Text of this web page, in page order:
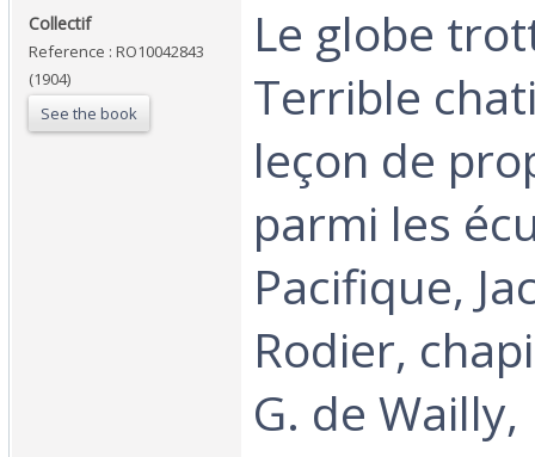
‎Collectif‎
Reference : RO10042843
(1904)
See the book
‎Le globe
Terrible
leçon de
parmi les
Pacifique,
Rodier,
G. de